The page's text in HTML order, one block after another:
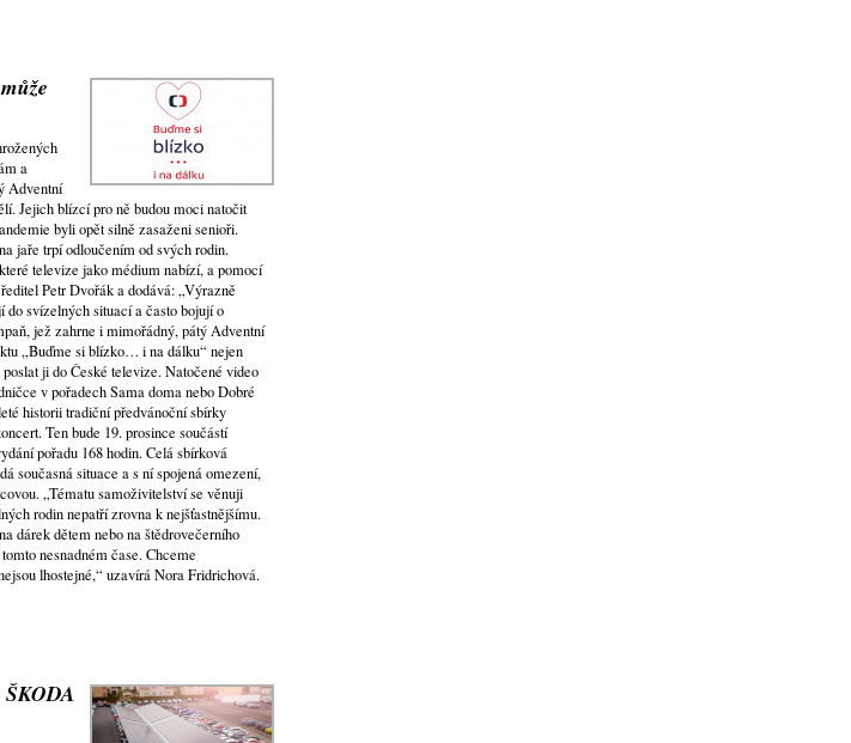
a
Adventní
Jejich blízcí pro ně budou moci natočit
byli opět silně zasaženi senioři.
jaře trpí odloučením od svých rodin.
televize jako médium nabízí, a pomocí
Petr Dvořák a dodává: „Výrazně
svízelných situací a často bojují o
jež zahrne i mimořádný, pátý Adventní
„Buďme si blízko… i na dálku“ nejen
ji do České televize. Natočené video
v pořadech Sama doma nebo Dobré
historii tradiční předvánoční sbírky
Ten bude 19. prosince součástí
pořadu 168 hodin. Celá sbírková
současná situace a s ní spojená omezení,
„Tématu samoživitelství se věnuji
rodin nepatří zrovna k nejšťastnějšímu.
dárek dětem nebo na štědrovečerního
nesnadném čase. Chceme
lhostejné,“ uzavírá Nora Fridrichová.